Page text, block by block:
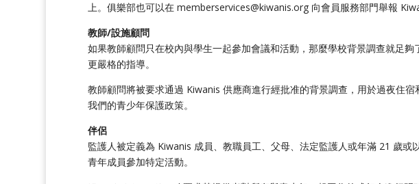
上。俱樂部也可以在 memberservices@kiwanis.org向會員服務部門舉報
教師/設施顧問
如果教師顧問只在校內與學生一起參加會議和活動，那麼學校背景調查就足
更嚴格的指導。
教師顧問將被要求通過 Kiwanis 供應商進行經批准的背景調查，用於過夜住
我們的青少年保護政策。
伴侶
監護人被定義為 Kiwanis 成員、教職員工、父母、法定監護人或年滿 21 歲
青年成員參加特定活動。